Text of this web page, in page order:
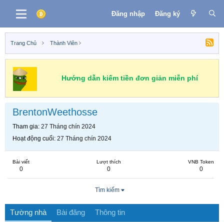
Đăng nhập Đăng ký
Trang Chủ Thành Viên
Hướng dẫn kiếm tiền đơn giản miễn phí
BrentonWeethosse
Tham gia 27 Tháng chín 2024
Hoạt động cuối 27 Tháng chín 2024
Bài viết
0
Lượt thích
0
VNB Token
0
Tìm kiếm
Tường nhà Bài đăng Thông tin